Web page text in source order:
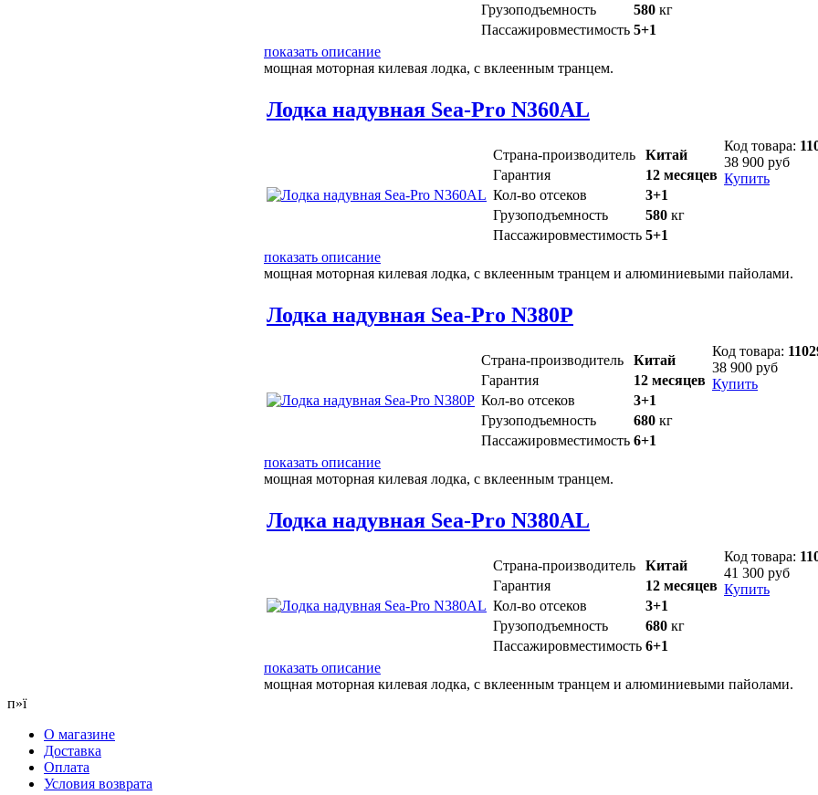
Грузоподъемность
580 кг
Пассажировместимость 5+1
показать описание
мощная моторная килевая лодка, с вклеенным транцем.
Лодка надувная Sea-Pro N360AL
Код товара:
38 900 руб
Купить
Страна-производитель
Китай
Гарантия
12 месяцев
Кол-во отсеков
3+1
Грузоподъемность
580 кг
Пассажировместимость 5+1
показать описание
мощная моторная килевая лодка, с вклеенным транцем и алюминиевыми пайолами.
Лодка надувная Sea-Pro N380P
Код товара:
38 900 руб
Купить
Страна-производитель
Китай
Гарантия
12 месяцев
Кол-во отсеков
3+1
Грузоподъемность
680 кг
Пассажировместимость 6+1
показать описание
мощная моторная килевая лодка, с вклеенным транцем.
Лодка надувная Sea-Pro N380AL
Код товара:
41 300 руб
Купить
Страна-производитель
Китай
Гарантия
12 месяцев
Кол-во отсеков
3+1
Грузоподъемность
680 кг
Пассажировместимость 6+1
показать описание
мощная моторная килевая лодка, с вклеенным транцем и алюминиевыми пайолами.
п»ї
О магазине
Доставка
Оплата
Условия возврата